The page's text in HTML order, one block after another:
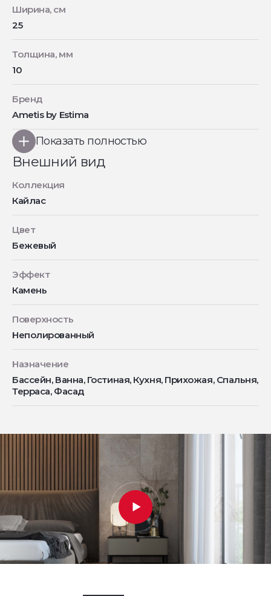
Ширина, см
25
Толщина, мм
10
Бренд
Ametis by Estima
Показать полностью
Внешний вид
Коллекция
Кайлас
Цвет
Бежевый
Эффект
Камень
Поверхность
Неполированный
Назначение
Бассейн, Ванна, Гостиная, Кухня, Прихожая, Спальня,
Терраса, Фасад